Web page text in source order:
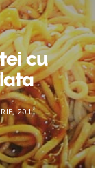
cu
2011